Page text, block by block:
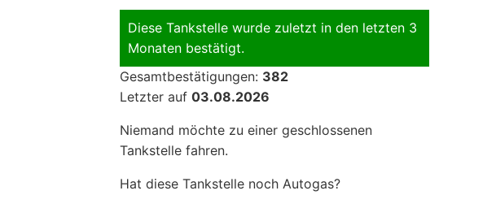
Diese Tankstelle wurde zuletzt in den letzten 3
Monaten bestätigt.
Gesamtbestätigungen: 382
Letzter auf 03.08.2026
Niemand möchte zu einer geschlossenen
Tankstelle fahren.
Hat diese Tankstelle noch Autogas?